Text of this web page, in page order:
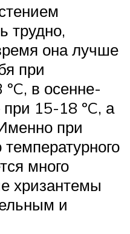
трудно,
она лучше
при
в осенне-
15-18 ºC, а
при
много
хризантемы
и